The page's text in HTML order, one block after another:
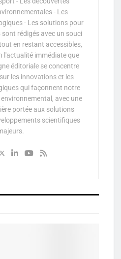
- Les
- Les solutions pour
rédigés avec un souci
en restant accessibles,
l'actualité immédiate que
éditoriale se concentre
les innovations et les
qui façonnent notre
avec une
portée aux solutions
scientifiques